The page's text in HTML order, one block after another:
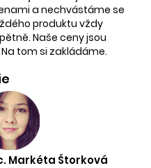
a nechvástáme se
produktu vždy
Naše ceny jsou
tom si zakládáme.
Markéta Štorková